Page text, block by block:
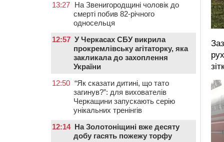
13:27 На Звенигородщині чоловік до
смерті побив 82-річного
односельця
12:57 У Черкасах СБУ викрила
прокремлівську агітаторку, яка
закликала до захоплення
України
12:50 “Як сказати дитині, що тато
загинув?”: для вихователів
Черкащини запускають серію
унікальних тренінгів
12:14 На Золотоніщині вже десяту
добу гасять пожежу торфу